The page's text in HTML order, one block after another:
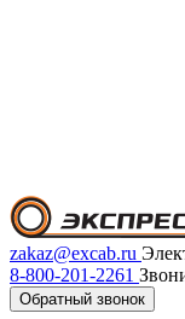
zakaz@excab.ru
8-800-201-2261
Обратный звонок